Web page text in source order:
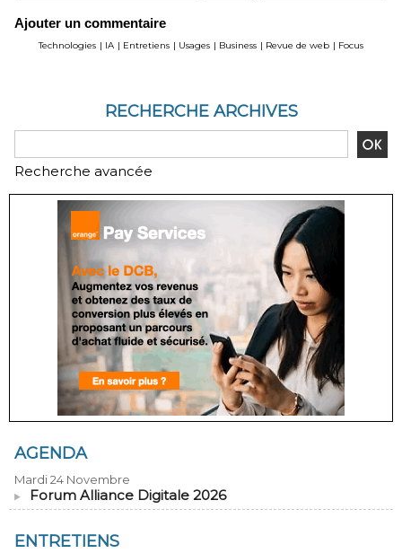
pour les juristes ?
Ajouter un commentaire
Technologies | IA | Entretiens | Usages | Business | Revue de web | Focus
RECHERCHE ARCHIVES
Recherche avancée
AGENDA
Mardi 24 Novembre
Forum Alliance Digitale 2026
ENTRETIENS